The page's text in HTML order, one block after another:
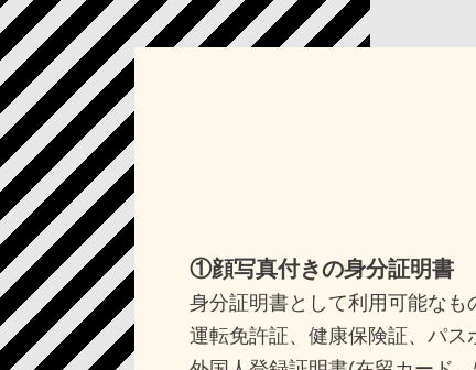
①顔写真付きの身分証明書
身分証明書として利用可能なも
運転免許証、健康保険証、パス